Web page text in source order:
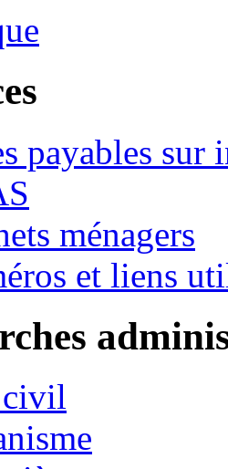
payables sur
ménagers
et liens